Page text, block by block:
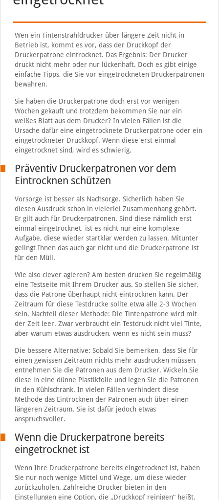
Wen ein Tintenstrahldrucker über längere Zeit nicht in
Betrieb ist, kommt es vor, dass der Druckkopf der
Druckerpatrone eintrocknet. Das Ergebnis: Der Drucker
druckt nicht mehr oder nur lückenhaft. Doch es gibt einige
einfache Tipps, die Sie vor eingetrockneten Druckerpatronen
bewahren.
Sie haben die Druckerpatrone doch erst vor wenigen
Wochen gekauft und trotzdem bekommen Sie nur ein
weißes Blatt aus dem Drucker? In vielen Fällen ist die
Ursache dafür eine eingetrocknete Druckerpatrone oder ein
eingetrockneter Druckkopf. Wenn diese erst einmal
eingetrocknet sind, wird es schwierig.
Präventiv Druckerpatronen vor dem
Eintrocknen schützen
Vorsorge ist besser als Nachsorge. Sicherlich haben Sie
diesen Ausdruck schon in vielerlei Zusammenhang gehört.
Er gilt auch für Druckerpatronen. Sind diese nämlich erst
einmal eingetrocknet, ist es nicht nur eine komplexe
Aufgabe, diese wieder startklar werden zu lassen. Mitunter
gelingt Ihnen das auch gar nicht und die Druckerpatrone ist
für den Müll.
Wie also clever agieren? Am besten drucken Sie regelmäßig
eine Testseite mit Ihrem Drucker aus. So stellen Sie sicher,
dass die Patrone überhaupt nicht eintrocknen kann. Der
Zeitraum für diese Testdrucke sollte etwa alle 2-3 Wochen
sein. Nachteil dieser Methode: Die Tintenpatrone wird mit
der Zeit leer. Zwar verbraucht ein Testdruck nicht viel Tinte,
aber warum etwas ausdrucken, wenn es nicht sein muss?
Die bessere Alternative: Sobald Sie bemerken, dass Sie für
einen gewissen Zeitraum nichts mehr ausdrucken müssen,
entnehmen Sie die Patronen aus dem Drucker. Wickeln Sie
diese in eine dünne Plastikfolie und legen Sie die Patronen
in den Kühlschrank. In vielen Fällen verhindert diese
Methode das Eintrocknen der Patronen auch über einen
längeren Zeitraum. Sie ist dafür jedoch etwas
anspruchsvoller.
Wenn die Druckerpatrone bereits
eingetrocknet ist
Wenn Ihre Druckerpatrone bereits eingetrocknet ist, haben
Sie nur noch wenige Mittel und Wege, um diese wieder
zurückzuholen. Zahlreiche Drucker bieten in den
Einstellungen eine Option, die „Druckkopf reinigen“ heißt.